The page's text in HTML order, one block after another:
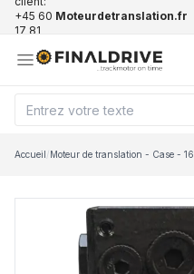
+45 60
17 81
Moteurdetranslation.fr
Accueil/Moteur de translation - Case - 16